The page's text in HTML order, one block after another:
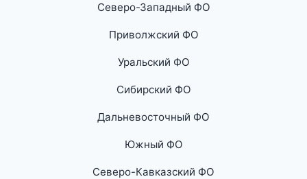
Северо-Западный ФО
Приволжский ФО
Уральский ФО
Сибирский ФО
Дальневосточный ФО
Южный ФО
Северо-Кавказский ФО